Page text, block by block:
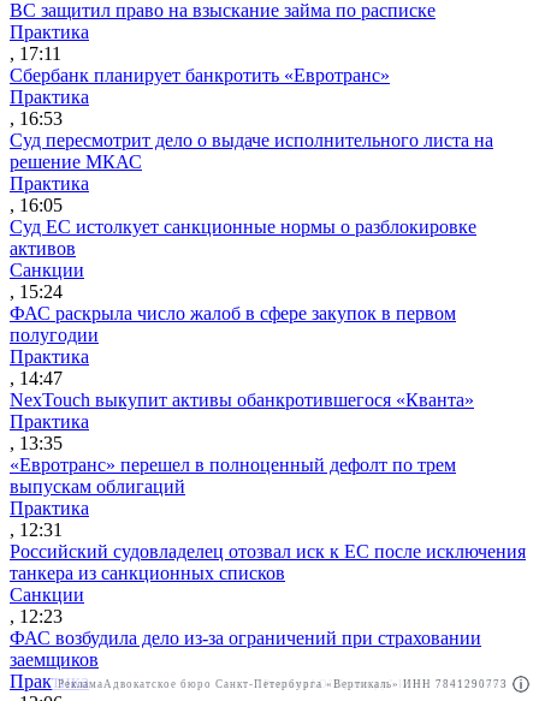
Реклама АО"Право.ру" ИНН: 7708095468
ВС защитил право на взыскание займа по расписке
Практика
, 17:11
Сбербанк планирует банкротить «Евротранс»
Практика
, 16:53
Суд пересмотрит дело о выдаче исполнительного листа на
решение МКАС
Практика
, 16:05
Суд ЕС истолкует санкционные нормы о разблокировке
активов
Санкции
, 15:24
ФАС раскрыла число жалоб в сфере закупок в первом
полугодии
Практика
, 14:47
NexTouch выкупит активы обанкротившегося «Кванта»
Практика
, 13:35
«Евротранс» перешел в полноценный дефолт по трем
выпускам облигаций
Практика
, 12:31
Российский судовладелец отозвал иск к ЕС после исключения
танкера из санкционных списков
Санкции
, 12:23
ФАС возбудила дело из-за ограничений при страховании
заемщиков
Практика
Реклама Адвокатское бюро Санкт-Петербурга «Вертикаль» ИНН 7841290773